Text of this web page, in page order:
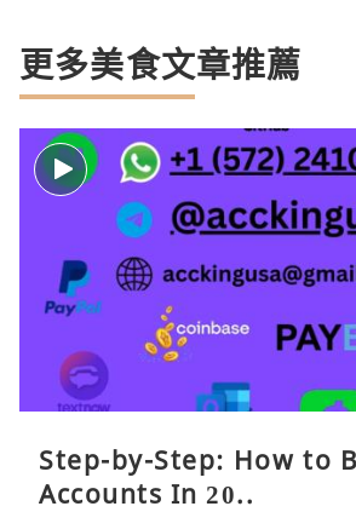
更多美食文章推薦
Step-by-Step: How to
Accounts In 20..